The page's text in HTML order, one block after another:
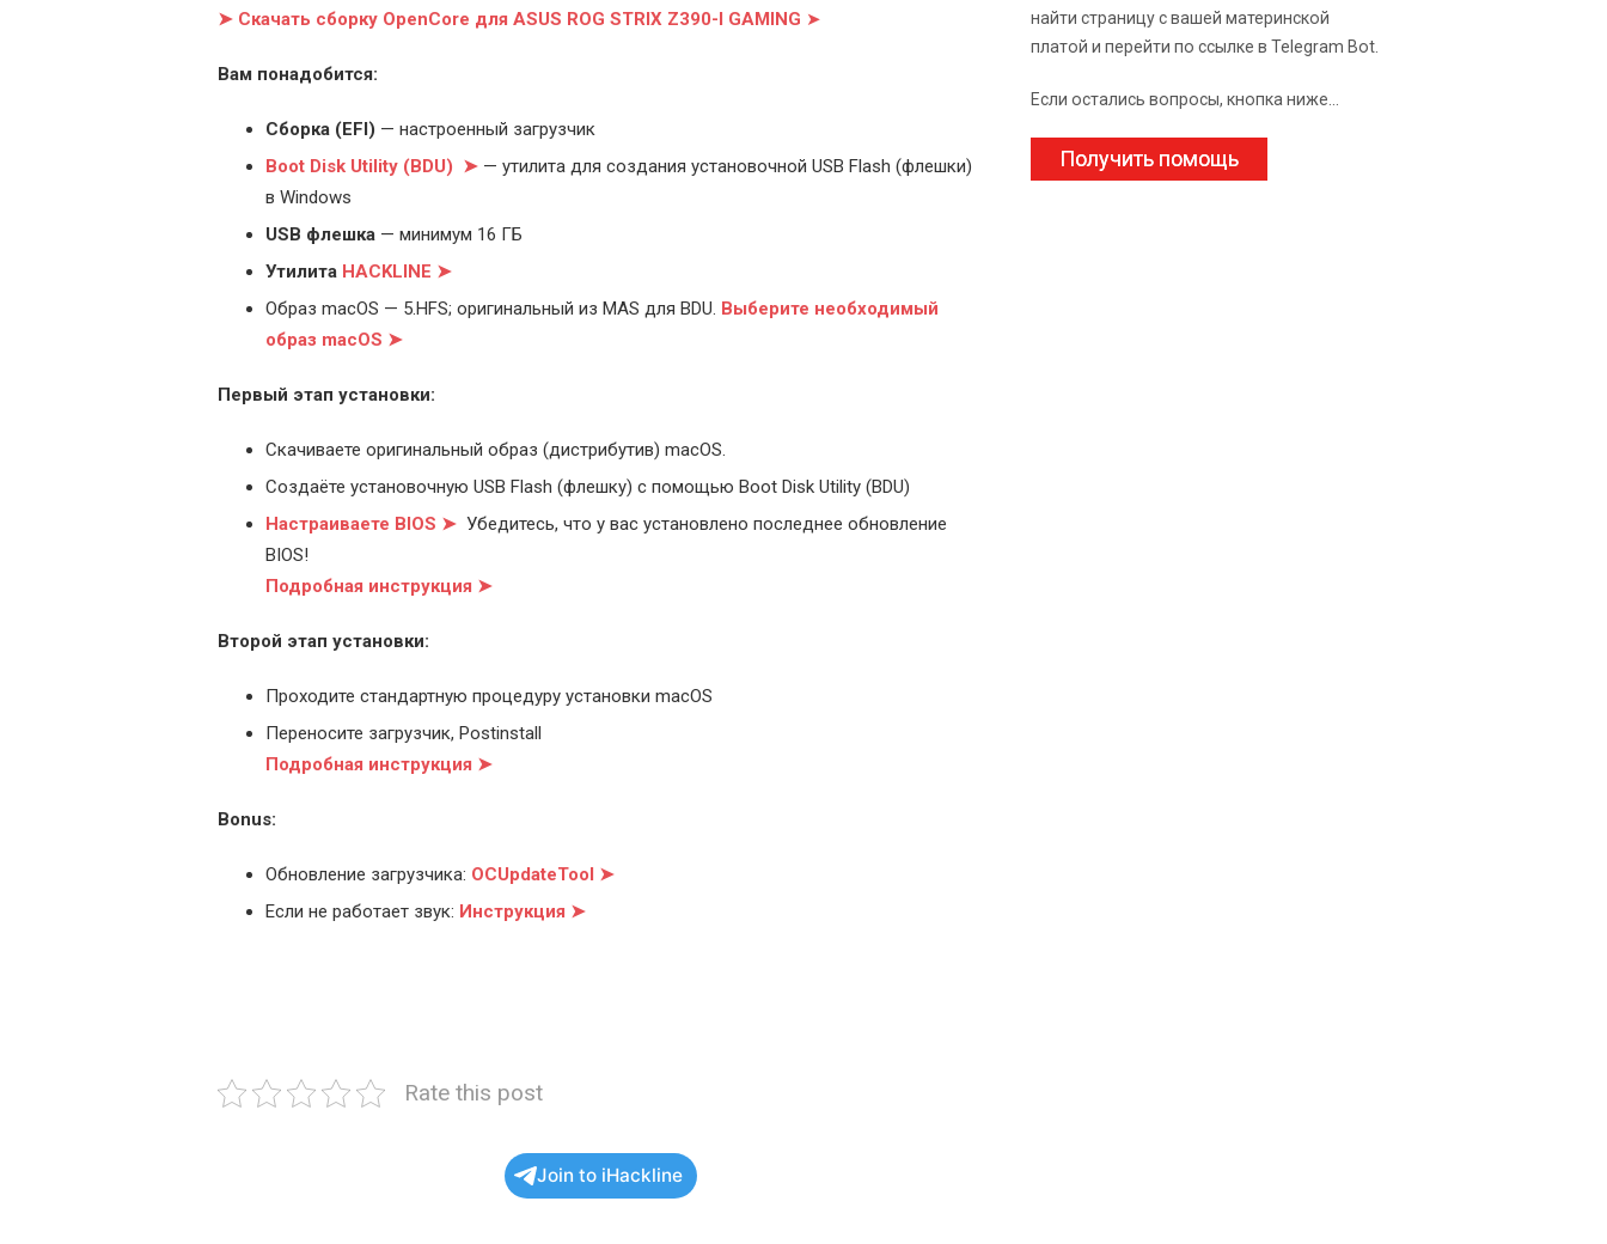
➤ Скачать сборку OpenCore для ASUS ROG STRIX Z390-I GAMING ➤
Вам понадобится:
Cборка (EFI) — настроенный загрузчик
Boot Disk Utility (BDU) ➤ — утилита для создания установочной USB Flash (флешки)
в Windows
USB флешка — минимум 16 ГБ
Утилита HACKLINE ➤
Образ macOS — 5.HFS; оригинальный из MAS для BDU. Выберите необходимый
образ macOS ➤
Первый этап установки:
Скачиваете оригинальный образ (дистрибутив) macOS.
Создаёте установочную USB Flash (флешку) с помощью Boot Disk Utility (BDU)
Настраиваете BIOS ➤ Убедитесь, что у вас установлено последнее обновление
BIOS!
Подробная инструкция ➤
Второй этап установки:
Проходите стандартную процедуру установки macOS
Переносите загрузчик, Postinstall
Подробная инструкция ➤
Bonus:
Обновление загрузчика: OCUpdateTool ➤
Если не работает звук: Инструкция ➤
Rate this post
Join to iHackline
найти страницу с вашей материнской
платой и перейти по ссылке в Telegram Bot.
Если остались вопросы, кнопка ниже...
Получить помощь